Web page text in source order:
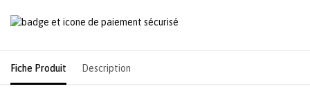
Fiche Produit Description